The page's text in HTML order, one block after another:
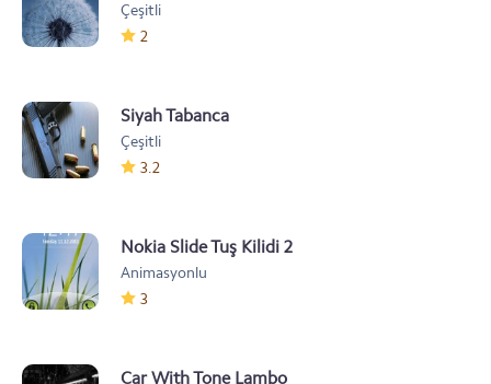
Çeşitli
2
Siyah Tabanca
Çeşitli
3.2
Nokia Slide Tuş Kilidi 2
Animasyonlu
3
Car With Tone Lambo